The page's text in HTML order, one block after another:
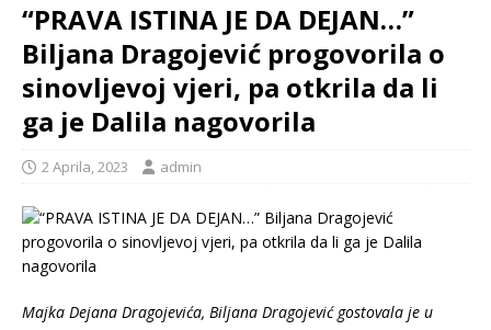
“PRAVA ISTINA JE DA DEJAN…”
Biljana Dragojević progovorila o
sinovljevoj vjeri, pa otkrila da li
ga je Dalila nagovorila
2 Aprila, 2023 admin
Majka Dejana Dragojevića, Biljana Dragojević gostovala je u